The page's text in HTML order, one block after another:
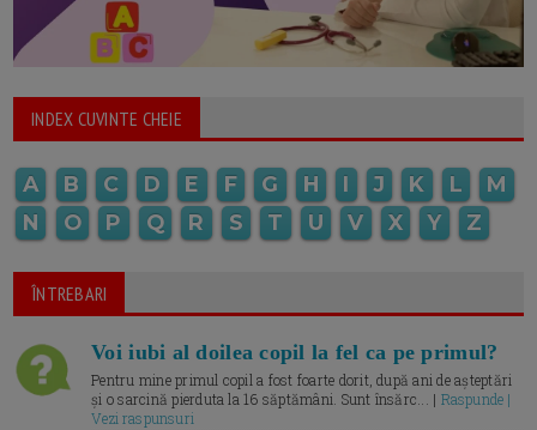
INDEX CUVINTE CHEIE
A B C D E F G H I J K L
M
N
O P Q R S T U V X Y Z
ÎNTREBARI
Voi iubi al doilea copil la fel ca pe primul?
Pentru mine primul copil a fost foarte dorit, după ani de așteptări
și o sarcină pierduta la 16 săptămâni. Sunt însărc... | Raspunde |
Vezi raspunsuri